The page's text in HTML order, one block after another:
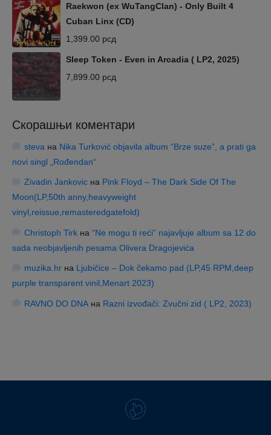
Raekwon (ex WuTangClan) - Only Built 4
Cuban Linx (CD)
1,399.00 рсд
Sleep Token - Even in Arcadia ( LP2, 2025)
7,899.00 рсд
Скорашњи коментари
steva на Nika Turković objavila album “Brze suze”, a prati ga
novi singl „Rođendan“
Zivadin Jankovicна Pink Floyd – The Dark Side Of The
Moon(LP,50th anny,heavyweight
vinyl,reissue,remasteredgatefold)
Christoph Tirkна “Ne mogu ti reći” najavljuje album sa 12 do
sada neobjavljenih pesama Olivera Dragojevića
muzika.hrна Ljubičice – Dok čekamo pad (LP,45 RPM,deep
purple transparent vinil,Menart 2023)
RAVNO DO DNAна Razni izvođači: Zvučni zid ( LP2, 2023)